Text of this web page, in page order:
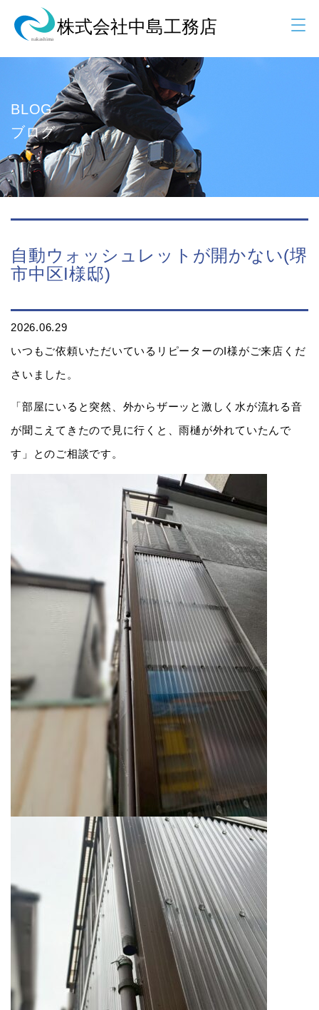
BLOG
ブログ
自動ウォッシュレットが開かない(堺
市中区I様邸)
2026.06.29
いつもご依頼いただいているリピーターのI様がご来店くだ
さいました。
「部屋にいると突然、外からザーッと激しく水が流れる音
が聞こえてきたので見に行くと、雨樋が外れていたんで
す」とのご相談です。